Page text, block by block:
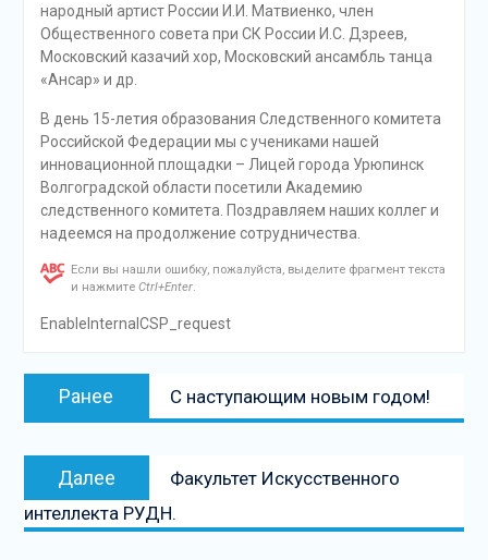
народный артист России И.И. Матвиенко, член
Общественного совета при СК России И.С. Дзреев,
Московский казачий хор, Московский ансамбль танца
«Ансар» и др.
В день 15-летия образования Следственного комитета
Российской Федерации мы с учениками нашей
инновационной площадки – Лицей города Урюпинск
Волгоградской области посетили Академию
следственного комитета. Поздравляем наших коллег и
надеемся на продолжение сотрудничества.
Если вы нашли ошибку, пожалуйста, выделите фрагмент текста
и нажмите Ctrl+Enter.
EnableInternalCSP_request
Навигация
Ранее
запись:
С наступающим новым годом!
Далее
Следующая
запись
Факультет Искусственного
интеллекта РУДН.